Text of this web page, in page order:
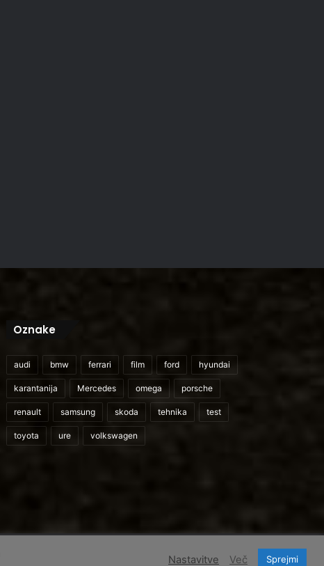
Oznake
audi bmw ferrari film ford hyundai
karantanija Mercedes omega porsche
renault samsung skoda tehnika test
toyota ure volkswagen
Cenik storitev Pogoji uporabe
Nastavitve Več Sprejmi